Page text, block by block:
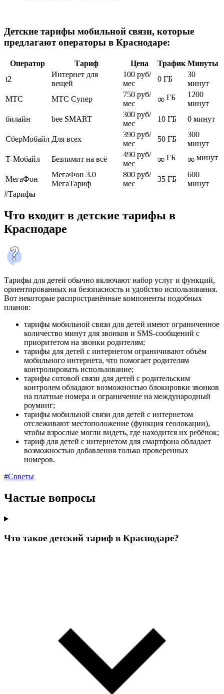
Детские тарифы мобильной связи, которые
предлагают операторы в Краснодаре:
Оператор Тариф Цена Трафик Минуты
t2
Интернет для
вещей
100 руб/
мес
0 ГБ
30
минут
МТС
МТС Супер
750 руб/
мес
∞ ГБ
1200
минут
билайн
bee SMART
300 руб/
мес
10 ГБ 0 минут
СберМобайл Для всех
390 руб/
мес
50 ГБ
300
минут
Т-Мобайл
Безлимит на всё
490 руб/
мес
∞ ГБ ∞ минут
МегаФон
МегаФон 3.0
МегаТариф
800 руб/
мес
35 ГБ
600
минут
#Тарифы
Что входит в детские тарифы в
Краснодаре
Тарифы для детей обычно включают набор услуг и функций,
ориентированных на безопасность и удобство использования.
Вот некоторые распространённые компоненты подобных
планов:
тарифы мобильной связи для детей имеют ограниченное
количество минут для звонков и SMS-сообщений с
приоритетом на звонки родителям;
тарифы для детей с интернетом ограничивают объём
мобильного интернета, что помогает родителям
контролировать использование;
тарифы сотовой связи для детей с родительским
контролем обладают возможностью блокировки звонков
на платные номера и ограничение на международный
роуминг;
тарифы мобильной связи для детей с интернетом
отслеживают местоположение (функция геолокации),
чтобы взрослые могли видеть, где находится их ребёнок;
тариф для детей с интернетом для смартфона обладает
возможностью добавления только проверенных
номеров.
#Советы
Частые вопросы
Что такое детский тариф в Краснодаре?